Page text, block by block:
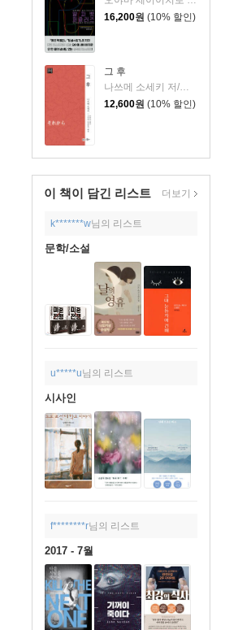
16,200원 (10% 할인)
그 후
나쓰메 소세키 저/고미야 도요타카 해설/박현석 역
12,600원 (10% 할인)
이 책이 담긴 리스트 더보기
k*******w님의 리스트
문학/소설
u*****u님의 리스트
시사인
f********r님의 리스트
2017 - 7월